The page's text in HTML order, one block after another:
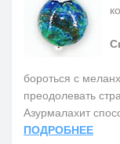
бороться с
преодолевать
Азурмалахит
ПОДРОБНЕЕ